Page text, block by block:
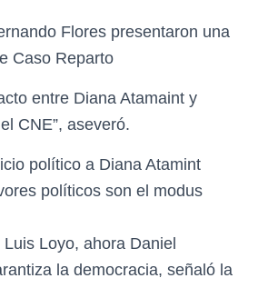
Flores presentaron una
Caso Reparto
entre Diana Atamaint y
CNE”, aseveró.
político a Diana Atamint
políticos son el modus
Loyo, ahora Daniel
la democracia, señaló la